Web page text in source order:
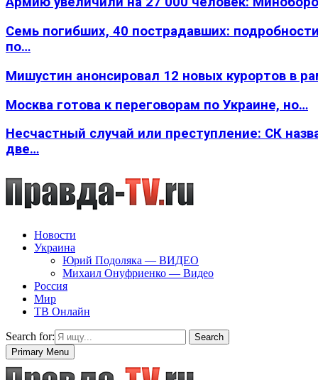
Семь погибших, 40 пострадавших:
по…
Мишустин анонсировал 12 новых курортов в
Москва готова к переговорам по Украине, но…
Несчастный случай или преступление: СК
две…
Новости
Украина
Юрий Подоляка — ВИДЕО
Михаил Онуфриенко — Видео
Россия
Мир
ТВ Онлайн
Search for:
Search
Primary Menu